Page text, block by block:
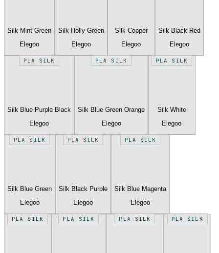
Silk Mint Green
Elegoo
Silk Holly Green
Elegoo
Silk Copper
Elegoo
Silk Black Red
Elegoo
PLA SILK
Silk Blue Purple Black
Elegoo
PLA SILK
Silk Blue Green Orange
Elegoo
PLA SILK
Silk White
Elegoo
PLA SILK
Silk Blue Green
Elegoo
PLA SILK
Silk Black Purple
Elegoo
PLA SILK
Silk Blue Magenta
Elegoo
PLA SILK PLA SILK PLA SILK PLA SILK